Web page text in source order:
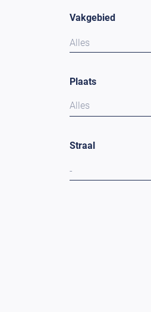
Vakgebied
Alles
Plaats
Alles
Straal
-